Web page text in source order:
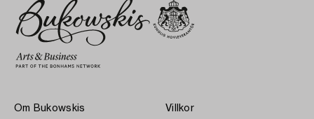
Om Bukowskis Villkor